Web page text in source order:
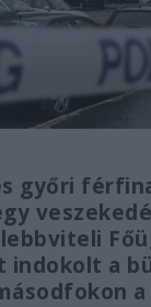
győri
indokolt a